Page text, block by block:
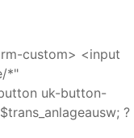
*"
uk-button-
?